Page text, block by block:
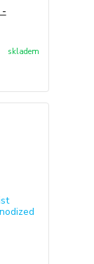
-
skladem